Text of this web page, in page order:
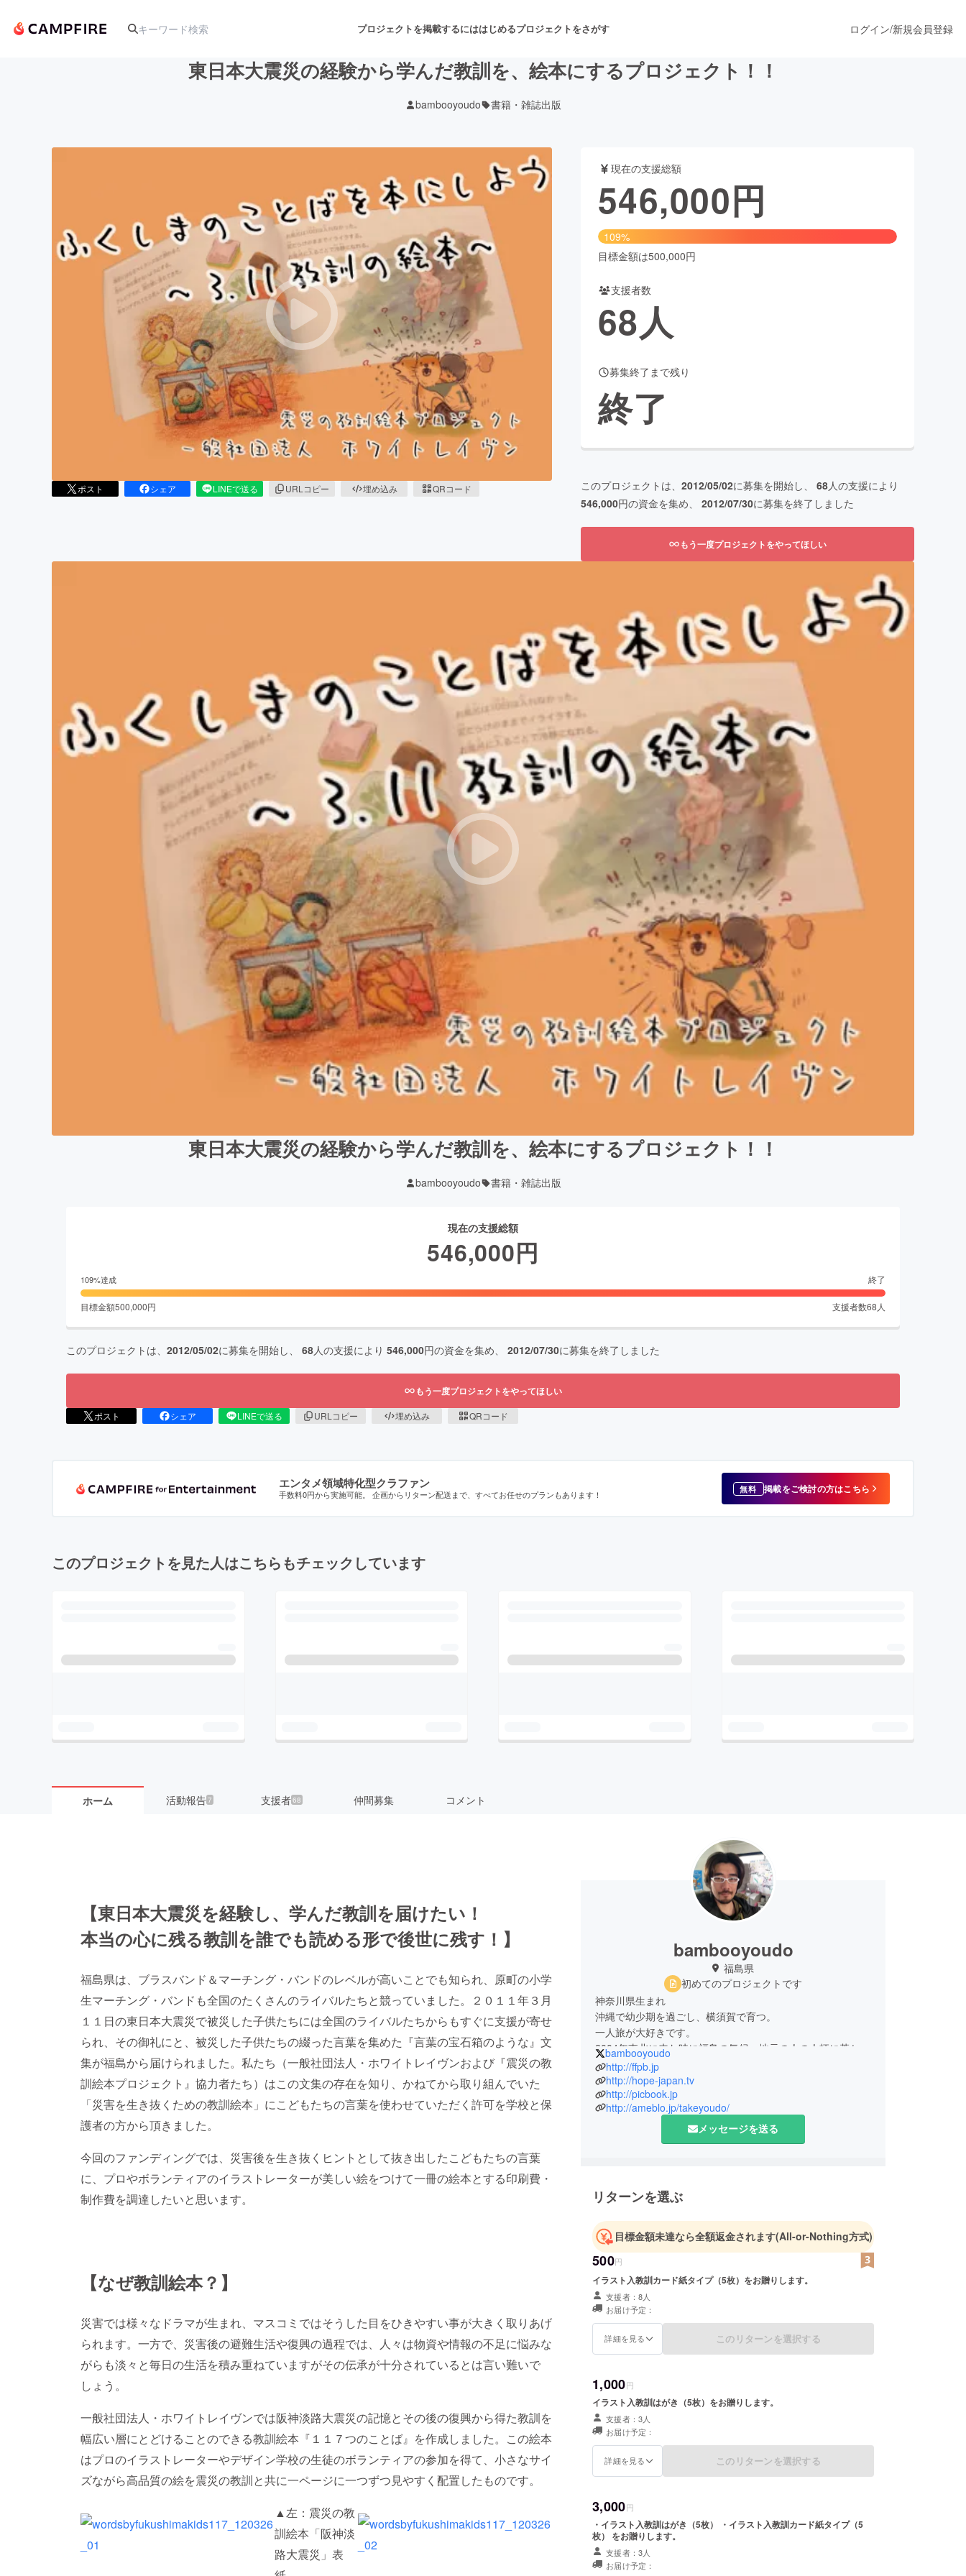
プロジェクトを掲載するにははじめるプロジェクトをさがす
舞台・パフォーマンス
テクノロジー・ガジェット ゲーム・サービス開発 ファッション
映像・映画 書籍・雑誌出版
ビジネス・起業 チャレンジ ビューティー・ヘルスケア
まちづくり・地域活性化
CAMPFIRE for Social Good
CAMPFIREふるさと納税machi-ya
ログイン/新規会員登録
東日本大震災の経験から学んだ教訓を、絵本にするプロジェクト！！
bambooyoudo 書籍・雑誌出版
ポスト シェア LINEで送る URLコピー 埋め込み QRコード
現在の支援総額
546,000円
109%
目標金額は500,000円
支援者数
68人
募集終了まで残り
終了
このプロジェクトは、 2012/05/02に募集を開始し、 68人の支援により
546,000円の資金を集め、 2012/07/30に募集を終了しました
もう一度プロジェクトをやってほしい
東日本大震災の経験から学んだ教訓を、絵本にするプロジェクト！！
bambooyoudo 書籍・雑誌出版
現在の支援総額
546,000円
109%達成 終了
目標金額500,000円 支援者数68 人
このプロジェクトは、 2012/05/02に募集を開始し、 68人の支援により 546,000円の資金を集め、 2012/07/30に募集を終了しました
もう一度プロジェクトをやってほしい
ポスト シェア LINEで送る URLコピー 埋め込み QRコード
エンタメ領域特化型クラファン
手数料0円から実施可能。 企画からリターン配送まで、すべてお任せのプランもあります！ 無料 掲載をご検討の方はこちら
このプロジェクトを見た人はこちらもチェックしています
ホーム 活動報告7 支援者68 仲間募集 コメント
【東日本大震災を経験し、学んだ教訓を届けたい！
本当の心に残る教訓を誰でも読める形で後世に残す！】
福島県は、ブラスバンド＆マーチング・バンドのレベルが高いことでも知られ、原町の小学
生マーチング・バンドも全国のたくさんのライバルたちと競っていました。２０１１年３月
１１日の東日本大震災で被災した子供たちには全国のライバルたちからもすぐに支援が寄せ
られ、その御礼にと、被災した子供たちの綴った言葉を集めた『言葉の宝石箱のような』文
集が福島から届けられました。私たち（一般社団法人・ホワイトレイヴンおよび『震災の教
訓絵本プロジェクト』協力者たち）はこの文集の存在を知り、かねてから取り組んでいた
「災害を生き抜くための教訓絵本」にこどもたちの言葉を使わせていただく許可を学校と保
護者の方から頂きました。
今回のファンディングでは、災害後を生き抜くヒントとして抜き出したこどもたちの言葉
に、プロやボランティアのイラストレーターが美しい絵をつけて一冊の絵本とする印刷費・
制作費を調達したいと思います。
【なぜ教訓絵本？】
災害では様々なドラマが生まれ、マスコミではそうした目をひきやすい事が大きく取りあげ
られます。一方で、災害後の避難生活や復興の過程では、人々は物資や情報の不足に悩みな
がらも淡々と毎日の生活を積み重ねていますがその伝承が十分されているとは言い難いで
しょう。
一般社団法人・ホワイトレイヴンでは阪神淡路大震災の記憶とその後の復興から得た教訓を
幅広い層にとどけることのできる教訓絵本『１１７つのことば』を作成しました。この絵本
はプロのイラストレーターやデザイン学校の生徒のボランティアの参加を得て、小さなサイ
ズながら高品質の絵を震災の教訓と共に一ページに一つずつ見やすく配置したものです。
▲左：震災の教
訓絵本「阪神淡
路大震災」表
bambooyoudo
福島県
初めてのプロジェクトです
神奈川県生まれ
沖縄で幼少期を過ごし、横須賀で育つ。
一人旅が大好きです。
2004年東北に来た時に福島の気候、地元の人の人柄に惹か
れ。
移住を決意。
元々、舞台や映像関連に携わっていました。
今現在は、妻と娘のいる福島を元気にしたいと活動中！
bambooyoudo
http://ffpb.jp
http://hope-japan.tv
http://picbook.jp
http://ameblo.jp/takeyoudo/
メッセージを送る
リターンを選ぶ
目標金額未達なら全額返金されます(All-or-Nothing方式)
500円
イラスト入教訓カード紙タイプ（5枚）をお贈りします。
支援者：8人
お届け予定：
詳細を見る このリターンを選択する
1,000円
イラスト入教訓はがき（5枚）をお贈りします。
支援者：3人
お届け予定：
詳細を見る このリターンを選択する
3,000円
・イラスト入教訓はがき（5枚） ・イラスト入教訓カード紙タイプ（5
枚） をお贈りします。
支援者：3人
お届け予定：